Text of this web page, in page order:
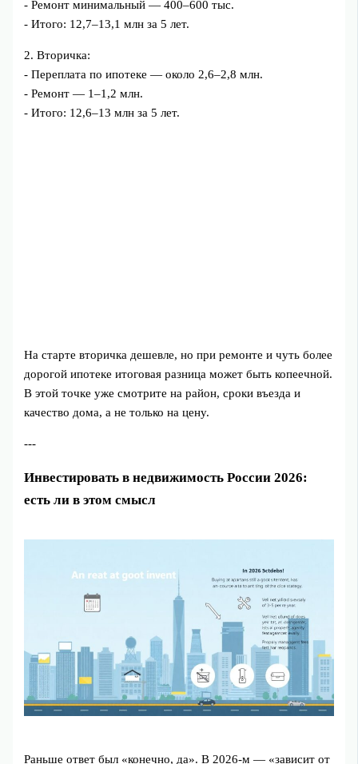
- Ремонт минимальный — 400–600 тыс.
- Итого: 12,7–13,1 млн за 5 лет.
2. Вторичка:
- Переплата по ипотеке — около 2,6–2,8 млн.
- Ремонт — 1–1,2 млн.
- Итого: 12,6–13 млн за 5 лет.
На старте вторичка дешевле, но при ремонте и чуть более
дорогой ипотеке итоговая разница может быть копеечной.
В этой точке уже смотрите на район, сроки въезда и
качество дома, а не только на цену.
---
Инвестировать в недвижимость России 2026:
есть ли в этом смысл
Раньше ответ был «конечно, да». В 2026-м — «зависит от